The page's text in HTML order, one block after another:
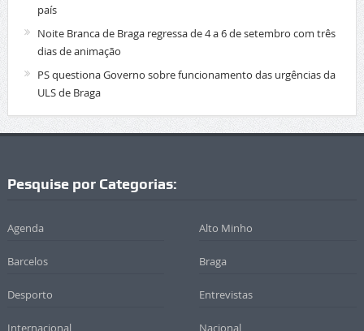
país
Noite Branca de Braga regressa de 4 a 6 de setembro com três
dias de animação
PS questiona Governo sobre funcionamento das urgências da
ULS de Braga
Pesquise por Categorias:
Agenda Alto Minho
Barcelos Braga
Desporto Entrevistas
Internacional Nacional